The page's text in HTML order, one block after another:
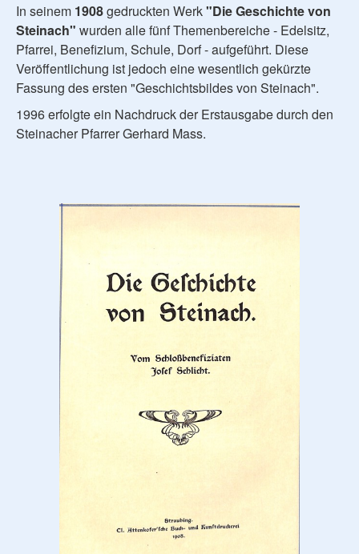
In seinem 1908gedruckten Werk"Die Geschichte von
Steinach" wurden alle fünf Themenbereiche - Edelsitz,
Pfarrei, Benefizium, Schule, Dorf - aufgeführt. Diese
Veröffentlichung ist jedoch eine wesentlich gekürzte
Fassung des ersten "Geschichtsbildes von Steinach".
1996 erfolgte ein Nachdruck der Erstausgabe durch den
Steinacher Pfarrer Gerhard Mass.